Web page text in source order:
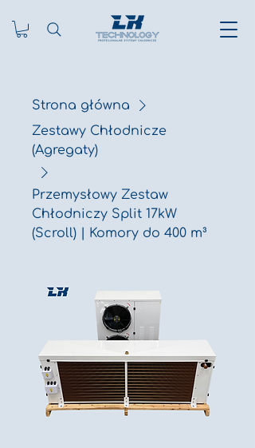
Strona główna
Zestawy Chłodnicze
(Agregaty)
Przemysłowy Zestaw
Chłodniczy Split 17kW
(Scroll) | Komory do 400 m³